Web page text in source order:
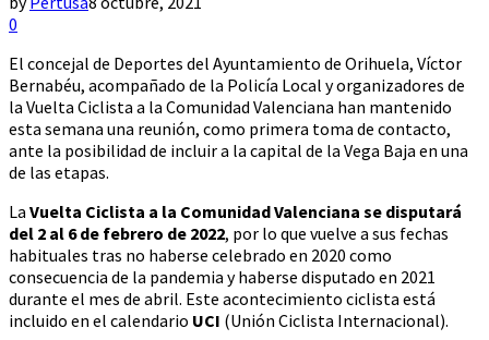
0
El concejal de Deportes del Ayuntamiento de Orihuela, Víctor
Bernabéu, acompañado de la Policía Local y organizadores de
la Vuelta Ciclista a la Comunidad Valenciana han mantenido
esta semana una reunión, como primera toma de contacto,
ante la posibilidad de incluir a la capital de la Vega Baja en una
de las etapas.
La Vuelta Ciclista a la Comunidad Valenciana se disputará
del 2 al 6 de febrero de 2022, por lo que vuelve a sus fechas
habituales tras no haberse celebrado en 2020 como
consecuencia de la pandemia y haberse disputado en 2021
durante el mes de abril. Este acontecimiento ciclista está
incluido en el calendario UCI (Unión Ciclista Internacional).